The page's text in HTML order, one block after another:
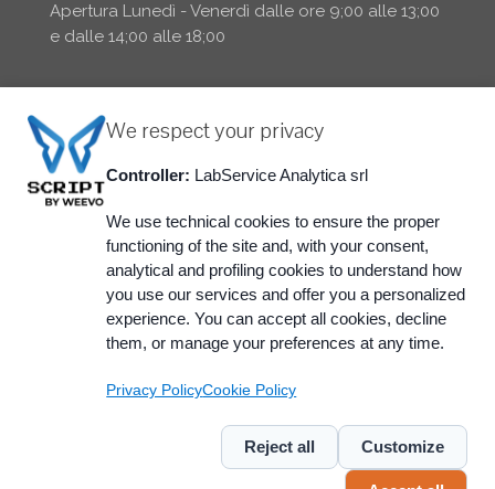
Apertura Lunedì - Venerdì dalle ore 9;00 alle 13;00
e dalle 14;00 alle 18;00
@ 2015 LabService Analytica srl - via Emilia 51/c -
40011 Anzola Emilia (BO)
REA-BO: 290812 Trib. BO n° 39837
Organizzativo Aziendale| Politica della Qualità
Report di Sostenibilità 2024
We respect your privacy
Controller: LabService Analytica srl
We use technical cookies to ensure the proper
functioning of the site and, with your consent,
analytical and profiling cookies to understand how
you use our services and offer you a personalized
experience. You can accept all cookies, decline
them, or manage your preferences at any time.
Privacy PolicyCookie Policy
Reject all Customize